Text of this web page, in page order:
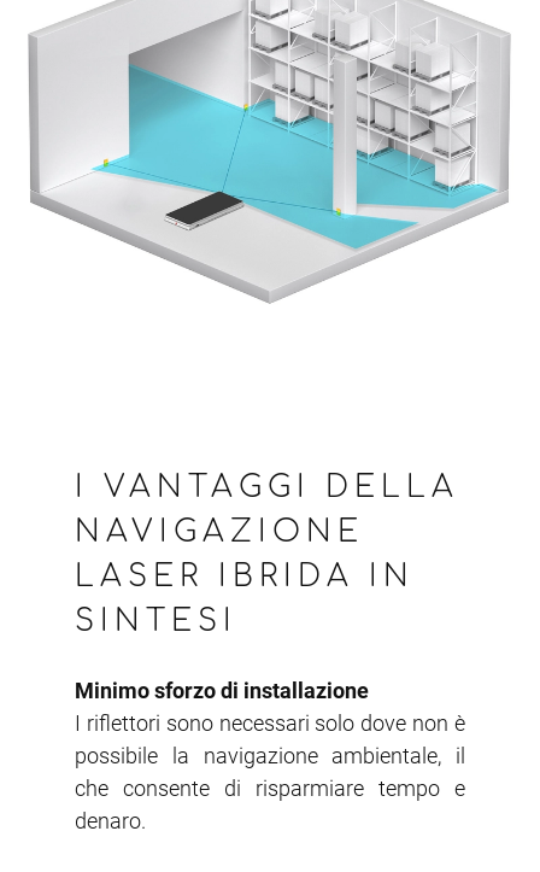
I VANTAGGI DELLA
NAVIGAZIONE
LASER IBRIDA IN
SINTESI
Minimo sforzo di installazione
I riflettori sono necessari solo dove non è
possibile la navigazione ambientale, il
che consente di risparmiare tempo e
denaro.